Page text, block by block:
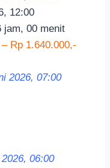
12:00
jam, 00 menit
Rp 1.640.000,-
2026, 07:00
06:00